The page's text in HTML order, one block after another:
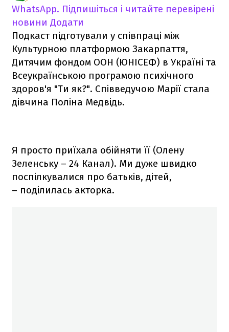
WhatsApp. Підпишіться і читайте перевірені
новини Додати
Подкаст підготували у співпраці між
Культурною платформою Закарпаття,
Дитячим фондом ООН (ЮНІСЕФ) в Україні та
Всеукраїнською програмою психічного
здоров'я "Ти як?". Співведучою Марії стала
дівчина Поліна Медвідь.
Я просто приїхала обійняти її (Олену
Зеленську – 24 Канал). Ми дуже швидко
поспілкувалися про батьків, дітей,
– поділилась акторка.